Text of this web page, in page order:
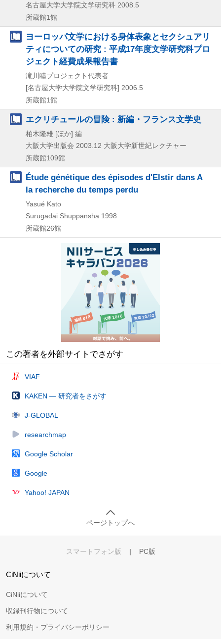
名古屋大学大学院文学研究科 2008.5
所蔵館1館
ヨーロッパ文学における身体表象とセクシュアリ
ティについての研究 : 平成17年度文学研究科プロ
ジェクト経費成果報告書
滝川睦プロジェクト代表者
[名古屋大学大学院文学研究科] 2006.5
所蔵館1館
エクリチュールの冒険 : 新編・フランス文学史
柏木隆雄 [ほか] 編
大阪大学出版会 2003.12 大阪大学新世紀レクチャー
所蔵館109館
Étude génétique des épisodes d'Elstir dans A
la recherche du temps perdu
Yasué Kato
Surugadai Shuppansha 1998
所蔵館26館
この著者を外部サイトでさがす
VIAF
KAKEN — 研究者をさがす
J-GLOBAL
researchmap
Google Scholar
Google
Yahoo! JAPAN
ページトップへ
スマートフォン版 | PC版
CiNiiについて
CiNiiについて
収録刊行物について
利用規約・プライバシーポリシー